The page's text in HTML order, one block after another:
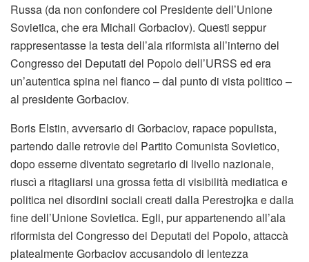
Russa (da non confondere col Presidente dell’Unione
Sovietica, che era Michail Gorbaciov). Questi seppur
rappresentasse la testa dell’ala riformista all’interno del
Congresso dei Deputati del Popolo dell’URSS ed era
un’autentica spina nel fianco – dal punto di vista politico –
al presidente Gorbaciov.
Boris Elstin, avversario di Gorbaciov, rapace populista,
partendo dalle retrovie del Partito Comunista Sovietico,
dopo esserne diventato segretario di livello nazionale,
riuscì a ritagliarsi una grossa fetta di visibilità mediatica e
politica nei disordini sociali creati dalla Perestrojka e dalla
fine dell’Unione Sovietica. Egli, pur appartenendo all’ala
riformista del Congresso dei Deputati del Popolo, attaccà
platealmente Gorbaciov accusandolo di lentezza